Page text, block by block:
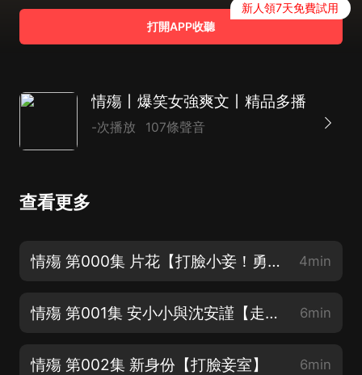
打開APP收聽
新人領7天免費試用
情殤丨爆笑女強爽文丨精品多播
-次播放 107條聲音
查看更多
情殤 第000集 片花【打臉小妾！勇鬥老虎！智闖青樓！男主4選1！】 4min
情殤 第001集 安小小與沈安謹【走！穿越嘍！】 6min
情殤 第002集 新身份【打臉妾室】 6min